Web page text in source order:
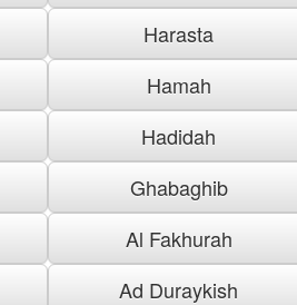
Harasta
Hamah
Hadidah
Ghabaghib
Al Fakhurah
Ad Duraykish